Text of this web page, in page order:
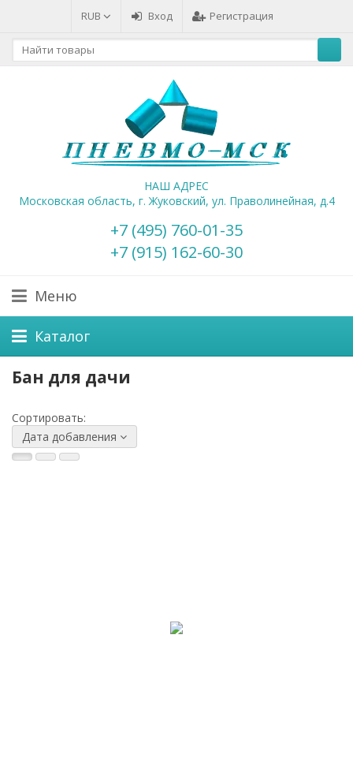
RUB Вход Регистрация
НАШ АДРЕС
Московская область, г. Жуковский, ул. Праволинейная, д.4
+7 (495) 760-01-35
+7 (915) 162-60-30
Меню
Каталог
Бан для дачи
Сортировать:
Дата добавления